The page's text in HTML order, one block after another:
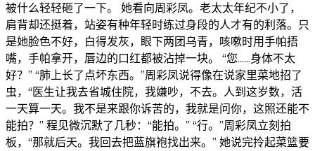
被什么轻轻砸了一下。 她看向周彩凤。老太太年纪不小了，
肩背却还挺着，站姿有种年轻时练过身段的人才有的利落。只
是她脸色不好，白得发灰，眼下两团乌青，咳嗽时用手帕捂
嘴，手帕拿开，唇边的口红都被沾掉一块。 “您……身体不太
好？” “肺上长了点坏东西。”周彩凤说得像在说家里菜地招了
虫，“医生让我去省城住院，我嫌吵，不去。人到这岁数，活
一天算一天。我不是来跟你诉苦的，我就是问你，这照还能不
能拍？” 程见微沉默了几秒：“能拍。” “行。”周彩凤立刻拍
板，“那就后天。我回去把蓝旗袍找出来。” 她说完拎起菜篮要